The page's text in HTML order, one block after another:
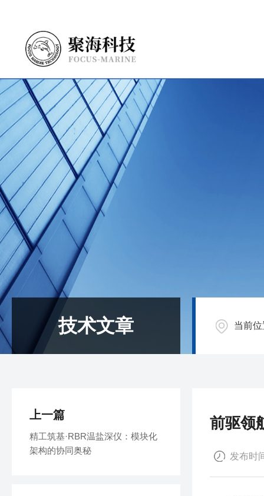
技术文章 当前
前驱领
发布时
上一篇
精工筑基·RBR温盐深仪：模块化
架构的协同奥秘